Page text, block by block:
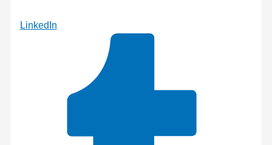
LinkedIn